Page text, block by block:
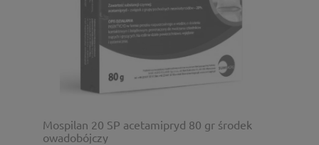
Mospilan 20 SP acetamipryd 80 gr środek
owadobójczy